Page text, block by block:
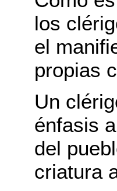
los
el
propias
Un
énfasis
del
criatura